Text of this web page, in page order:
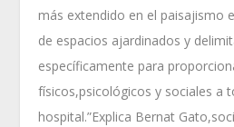
más extendido en el paisajismo
de espacios ajardinados y
específicamente para
físicos,psicológicos y sociales a
hospital.”Explica Bernat